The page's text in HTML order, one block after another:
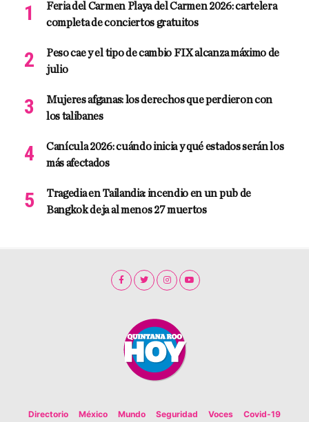
Feria del Carmen Playa del Carmen 2026: cartelera
completa de conciertos gratuitos
Peso cae y el tipo de cambio FIX alcanza máximo de
julio
Mujeres afganas: los derechos que perdieron con
los talibanes
Canícula 2026: cuándo inicia y qué estados serán los
más afectados
Tragedia en Tailandia: incendio en un pub de
Bangkok deja al menos 27 muertos
Directorio México Mundo Seguridad Voces Covid-19